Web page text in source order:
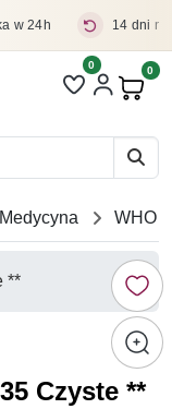
w 24h 14 dni
Liczba pozycji
0 0
Medycyna WHO
Czyste **